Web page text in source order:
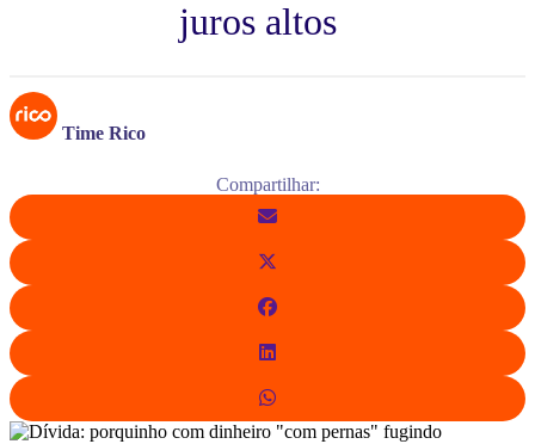
juros altos
Time Rico
Compartilhar: